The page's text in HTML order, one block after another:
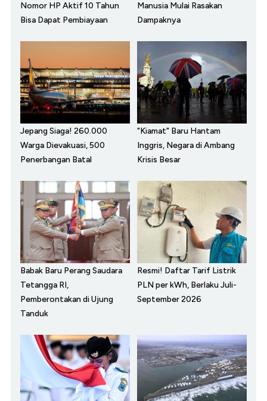
Nomor HP Aktif 10 Tahun
Bisa Dapat Pembiayaan
Manusia Mulai Rasakan
Dampaknya
Jepang Siaga! 260.000
Warga Dievakuasi, 500
Penerbangan Batal
"Kiamat" Baru Hantam
Inggris, Negara di Ambang
Krisis Besar
Babak Baru Perang Saudara
Tetangga RI,
Pemberontakan di Ujung
Tanduk
Resmi! Daftar Tarif Listrik
PLN per kWh, Berlaku Juli-
September 2026